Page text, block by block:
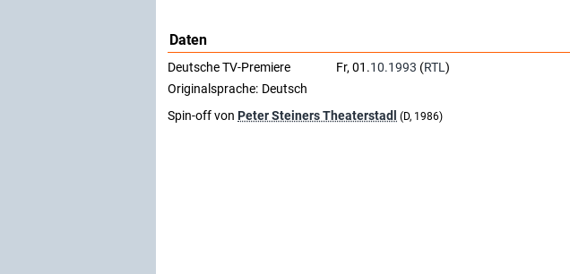
Daten
Deutsche TV-Premiere Fr, 01.10.1993 (RTL )
Originalsprache: Deutsch
Spin-off von Peter Steiners Theaterstadl (D, 1986)